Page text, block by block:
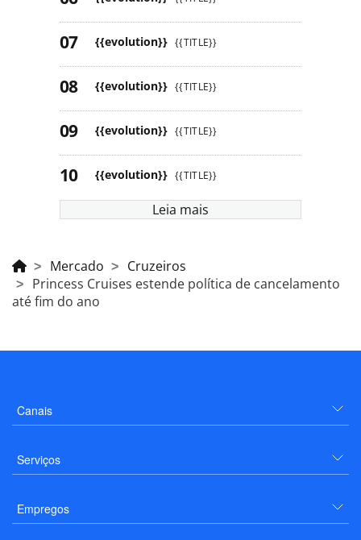
{{evolution}} {{TITLE}}
{{evolution}} {{TITLE}}
{{evolution}} {{TITLE}}
{{evolution}} {{TITLE}}
Leia mais
Mercado
Cruzeiros
Princess Cruises estende política de cancelamento
até fim do ano
Canais
Serviços
Empregos